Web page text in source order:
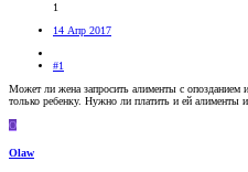
1
14 Апр 2017
#1
Может ли жена запросить алименты с опозданием
только ребенку. Нужно ли платить и ей алименты
O
Olaw